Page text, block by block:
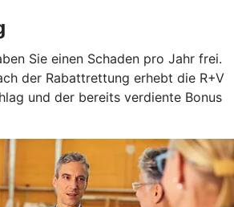
Sie einen Schaden pro Jahr frei.
der Rabattrettung erhebt die R+V
und der bereits verdiente Bonus